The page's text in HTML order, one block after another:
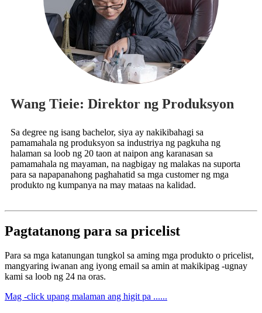
Wang Tieie: Direktor ng Produksyon
Sa degree ng isang bachelor, siya ay nakikibahagi sa
pamamahala ng produksyon sa industriya ng pagkuha ng
halaman sa loob ng 20 taon at naipon ang karanasan sa
pamamahala ng mayaman, na nagbigay ng malakas na suporta
para sa napapanahong paghahatid sa mga customer ng mga
produkto ng kumpanya na may mataas na kalidad.
Pagtatanong para sa pricelist
Para sa mga katanungan tungkol sa aming mga produkto o pricelist,
mangyaring iwanan ang iyong email sa amin at makikipag -ugnay
kami sa loob ng 24 na oras.
Mag -click upang malaman ang higit pa ......